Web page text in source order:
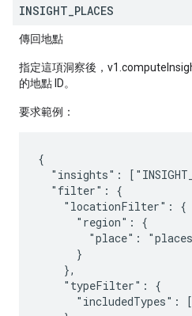
INSIGHT PLACES
傳回地點
指定這項洞察後，
的地點 ID。
要求範例：
{
"insights":
  "filter": {
    "locationFilter": {
      "region": {
"place":
      }
    },
    "typeFilter": {
"includedTypes":